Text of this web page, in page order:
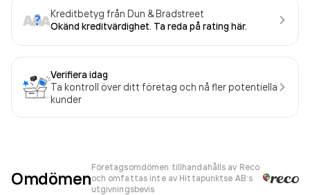
Kreditbetyg från Dun & Bradstreet
Okänd kreditvärdighet. Ta reda på rating här.
Verifiera idag
Ta kontroll över ditt företag och nå fler potentiella
kunder
Omdömen
Företagsomdömen tillhandahålls av Reco
och omfattas inte av Hittapunktse AB:s
utgivningsbevis